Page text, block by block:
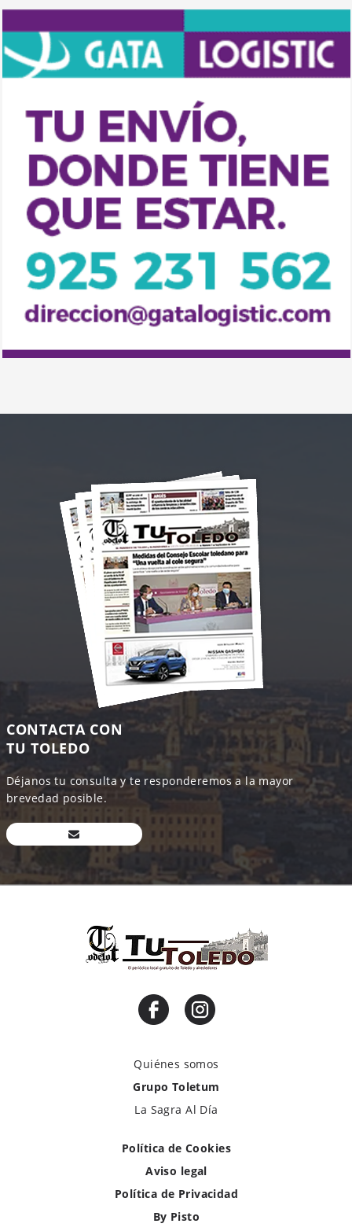
CONTACTA CON
TU TOLEDO
Déjanos tu consulta y te responderemos a la mayor
brevedad posible.
Quiénes somos
Grupo Toletum
La Sagra Al Día
Política de Cookies
Aviso legal
Política de Privacidad
By Pisto